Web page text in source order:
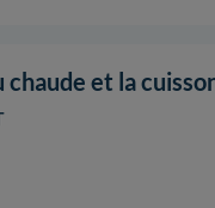
chaude et la